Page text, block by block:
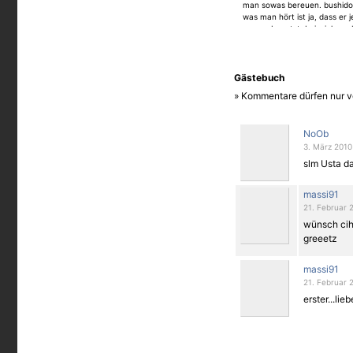
man sowas bereuen.
was man hört ist ja, dass er
namen benutzt. beispiel
zum tattoo: sieht aufjeden
mutig
Gästebuch
» Kommentare dürfen nur
NoOb
3. März
slm Usta
massi91
21. Februar
wünsch
greeetz
massi91
21. Februar